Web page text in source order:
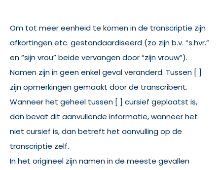
Om tot meer eenheid te komen in de transcriptie zijn
afkortingen etc. gestandaardiseerd (zo zijn b.v. “s.hvr.”
en “sijn vrou” beide vervangen door “zijn vrouw”).
Namen zijn in geen enkel geval veranderd. Tussen [ ]
zijn opmerkingen gemaakt door de transcribent.
Wanneer het geheel tussen [ ] cursief geplaatst is,
dan bevat dit aanvullende informatie, wanneer het
niet cursief is, dan betreft het aanvulling op de
transcriptie zelf.
In het origineel zijn namen in de meeste gevallen